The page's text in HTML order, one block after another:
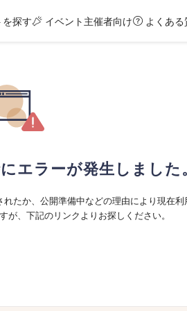
を探す イベント主催者向け よくある
エラーが発生しました
たか、公開準備中などの理由により現在利
が、下記のリンクよりお探しください。